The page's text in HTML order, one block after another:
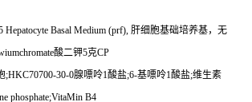
Hepatocyte Basal Medium (prf), 肝细胞基础培养基，无
酸二钾5克CP
;HKC70700-30-0腺嘌呤1酸盐;6-基嘌呤1酸盐;维生素
phosphate;VitaMin B4